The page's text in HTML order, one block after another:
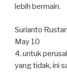
lebih bermain.
Surianto Rustan
May 10
4. untuk
yang tidak, ini